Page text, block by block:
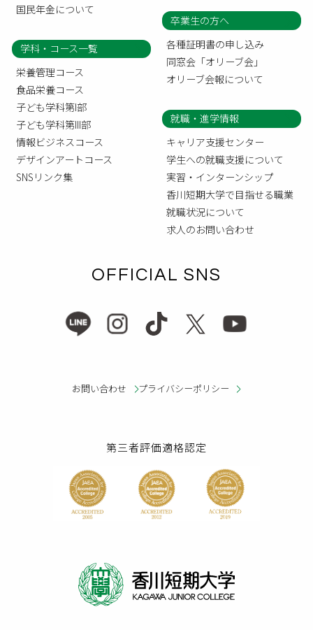
国民年金について
卒業生の方へ
各種証明書の申し込み
同窓会「オリーブ会」
オリーブ会報について
学科・コース一覧
栄養管理コース
食品栄養コース
子ども学科第I部
子ども学科第III部
情報ビジネスコース
デザインアートコース
SNSリンク集
就職・進学情報
キャリア支援センター
学生への就職支援について
実習・インターンシップ
香川短期大学で目指せる職業
就職状況について
求人のお問い合わせ
OFFICIAL SNS
お問い合わせ プライバシーポリシー
第三者評価適格認定